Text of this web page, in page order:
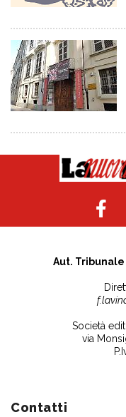
Aut.
Società
via
Contatti